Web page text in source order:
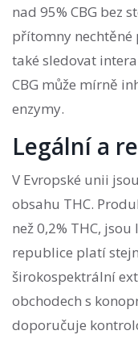
nad 95% CBG bez
přítomny nechtěné
také sledovat
CBG může mírně
enzymy.
Legální a
V Evropské unii
obsahu THC.
než 0,2% THC,
republice platí
širokospektrální
obchodech s
doporučuje